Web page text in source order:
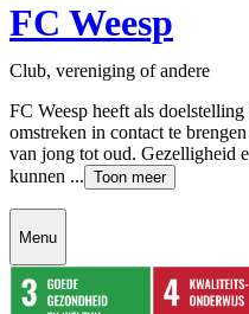
FC Weesp
Club, vereniging of andere
FC Weesp heeft als
omstreken in contact te
van jong tot oud. Gezelligheid
kunnen ... Toon meer
Menu